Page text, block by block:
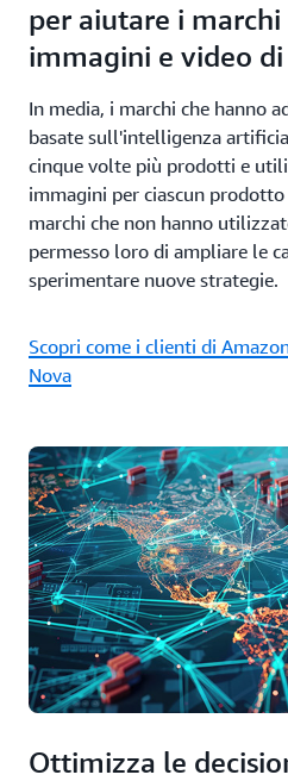
per aiutare i marchi
immagini e video
In media, i marchi che hanno
basate sull'intelligenza
cinque volte più prodotti e
immagini per ciascun
marchi che non hanno
permesso loro di ampliare le
sperimentare nuove strategie.
Scopri come i clienti di
Nova
Ottimizza le